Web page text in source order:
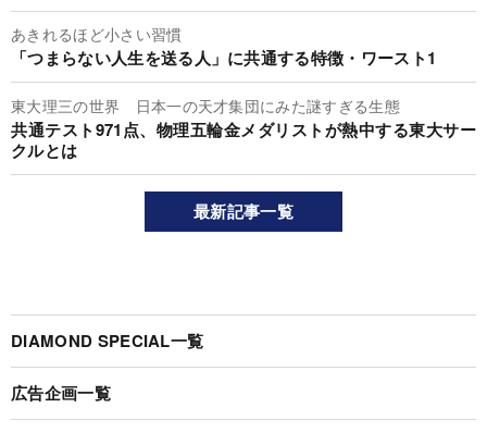
あきれるほど小さい習慣
「つまらない人生を送る人」に共通する特徴・ワースト1
東大理三の世界 日本一の天才集団にみた謎すぎる生態
共通テスト971点、物理五輪金メダリストが熱中する東大サー
クルとは
最新記事一覧
DIAMOND SPECIAL一覧
広告企画一覧